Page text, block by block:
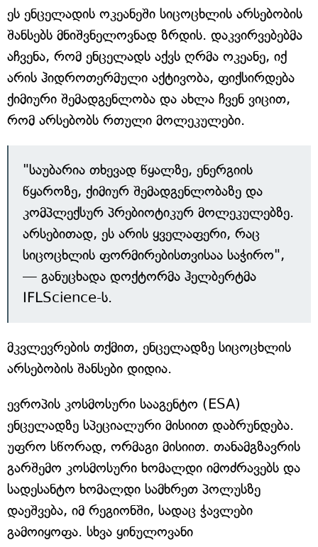
ეს ენცელადის ოკეანეში სიცოცხლის არსებობის
შანსებს მნიშვნელოვნად ზრდის. დაკვირვებებმა
აჩვენა, რომ ენცელადს აქვს ღრმა ოკეანე, იქ
არის ჰიდროთერმული აქტივობა, ფიქსირდება
ქიმიური შემადგენლობა და ახლა ჩვენ ვიცით,
რომ არსებობს რთული მოლეკულები.
"საუბარია თხევად წყალზე, ენერგიის
წყაროზე, ქიმიურ შემადგენლობაზე და
კომპლექსურ პრებიოტიკურ მოლეკულებზე.
არსებითად, ეს არის ყველაფერი, რაც
სიცოცხლის ფორმირებისთვისაა საჭირო",
— განუცხადა დოქტორმა ჰელბერტმა
IFLScience-ს.
მკვლევრების თქმით, ენცელადზე სიცოცხლის
არსებობის შანსები დიდია.
ევროპის კოსმოსური სააგენტო (ESA)
ენცელადზე სპეციალური მისიით დაბრუნდება.
უფრო სწორად, ორმაგი მისიით. თანამგზავრის
გარშემო კოსმოსური ხომალდი იმოძრავებს და
სადესანტო ხომალდი სამხრეთ პოლუსზე
დაეშვება, იმ რეგიონში, სადაც ჭავლები
გამოიყოფა. სხვა ყინულოვანი